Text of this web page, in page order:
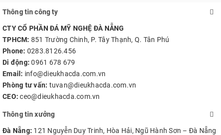
Thông tin công ty
CTY CỔ PHẦN ĐÁ MỸ NGHỆ ĐÀ NẴNG
TPHCM: 851 Trường Chinh, P. Tây Thạnh, Q. Tân Phú
Phone: 0283.8126.456
Di động: 0961 678 679
Email: info@dieukhacda.com.vn
Phòng tư vấn: tuvan@dieukhacda.com.vn
CEO: ceo@dieukhacda.com.vn
Thông tin xưởng
Đà Nẵng: 121 Nguyễn Duy Trinh, Hòa Hải, Ngũ Hành Sơn – Đà Nẵng